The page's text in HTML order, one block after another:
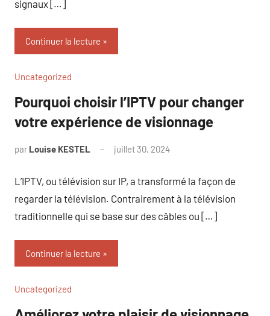
signaux […]
Continuer la lecture
Uncategorized
Pourquoi choisir l’IPTV pour changer
votre expérience de visionnage
par Louise KESTEL juillet 30, 2024
L’IPTV, ou télévision sur IP, a transformé la façon de
regarder la télévision. Contrairement à la télévision
traditionnelle qui se base sur des câbles ou […]
Continuer la lecture
Uncategorized